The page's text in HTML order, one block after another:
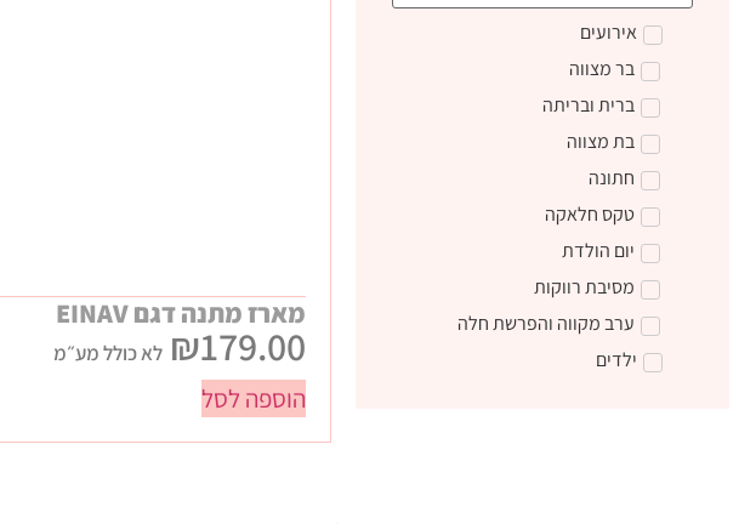
אירועים
בר מצווה
ברית ובריתה
בת מצווה
חתונה
טקס חלאקה
יום הולדת
מסיבת רווקות
ערב מקווה והפרשת חלה
ילדים
מארז מתנה דגם EINAV
₪179.00 לא כולל מע״מ
הוספה לסל